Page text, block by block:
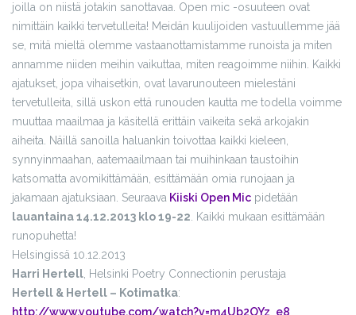
joilla on niistä jotakin sanottavaa. Open mic -osuuteen ovat
nimittäin kaikki tervetulleita! Meidän kuulijoiden vastuullemme jää
se, mitä mieltä olemme vastaanottamistamme runoista ja miten
annamme niiden meihin vaikuttaa, miten reagoimme niihin. Kaikki
ajatukset, jopa vihaisetkin, ovat lavarunouteen mielestäni
tervetulleita, sillä uskon että runouden kautta me todella voimme
muuttaa maailmaa ja käsitellä erittäin vaikeita sekä arkojakin
aiheita. Näillä sanoilla haluankin toivottaa kaikki kieleen,
synnyinmaahan, aatemaailmaan tai muihinkaan taustoihin
katsomatta avomikittämään, esittämään omia runojaan ja
jakamaan ajatuksiaan. Seuraava Kiiski Open Mic pidetään
lauantaina 14.12.2013 klo 19-22 . Kaikki mukaan esittämään
runopuhetta!
Helsingissä 10.12.2013
Harri Hertell , Helsinki Poetry Connectionin perustaja
Hertell & Hertell – Kotimatka:
http://www.youtube.com/watch?v=m4Ub2OYz_e8